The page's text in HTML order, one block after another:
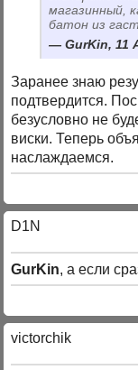
магазинный,
батон из
GurKin, 11
Заранее знаю
подтвердится.
безусловно не
виски. Теперь
наслаждаемся.
D1N
GurKin, а если
victorchik